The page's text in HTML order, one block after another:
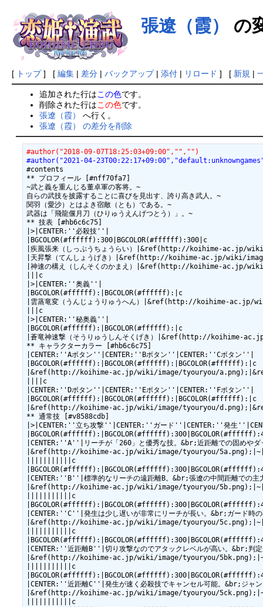
張遼（霞） の
[ トップ] [ 編集| 差分| バックアップ| 添付| リロード ] [ 新規 |
追加された行はこの色です。
削除された行はこの色です。
張遼（霞）
へ行く。
張遼（霞） の差分を削除
#author("2018-09-07T18:25:03+09:00","","")
#author("2021-04-
#contents
** プロフィール [#nff70fa7]
~武と義を重んじる董卓軍の客将。~
自らの武技を披露することに喜びを見出す、誇り高き武人。~
関羽（愛沙）とはよき宿敵（とも）である。~
武器は「飛龍偃月刀（ひりゅうえんげつとう）」。~
** 技表 [#hb6c6c75]
|>|CENTER:''必殺技''|
|BGCOLOR(#ffffff):300|BGCOLOR(#ffffff):300|c
|疾風張来（しっぷうちょうらい）|&ref(http://koihime-ac.jp/
|天昇撃（てんしょうげき）|&ref(http://koihime-ac.jp/wiki/
|神速の構え（しんそくのかまえ）|&ref(http://koihime-ac.jp/
|||c
|>|CENTER:''奥義''|
|BGCOLOR(#ffffff):|BGCOLOR(#ffffff):|c
|雲蒸竜変（うんじょうりゅうへん）|&ref(http://koihime-ac.jp/
|||c
|>|CENTER:''秘奥義''|
|BGCOLOR(#ffffff):|BGCOLOR(#ffffff):|c
|蒼竜神速撃（そうりゅうしんそくげき）|&ref(http://koihime-
** キャラクターカラー [#hb6c6c75]
|CENTER:''Aボタン''|CENTER:''Bボタン''|CENTER:''Cボタン''|
|BGCOLOR(#ffffff):|BGCOLOR(#ffffff):|BGCOLOR(#ffffff):|c
|&ref(http://koihime-ac.jp/wiki/image/tyouryou/
||||c
|CENTER:''Dボタン''|CENTER:''Eボタン''|CENTER:''Fボタン''|
|BGCOLOR(#ffffff):|BGCOLOR(#ffffff):|BGCOLOR(#ffffff):|c
|&ref(http://koihime-ac.jp/wiki/image/tyouryou/
** 通常技 [#v8588cdb]
|>|CENTER:''立ち攻撃''|CENTER:''ガード''|CENTER:''発生
|CENTER:''A''|リーチが「260」と優秀な技。&br;近距離での固めやダ
|&ref(http://koihime-ac.jp/wiki/image/tyouryou/
|||||||||||c
|CENTER:''B''|標準的なリーチの遠距離B。&br;張遼の中間距離での主
|&ref(http://koihime-ac.jp/wiki/image/tyouryou/
|||||||||||c
|CENTER:''C''|発生は少し遅いが非常にリーチが長い。&br;ガード時
|&ref(http://koihime-ac.jp/wiki/image/tyouryou/
|||||||||||c
|CENTER:''近距離B''|切り攻撃なのでアタックレベルが高い。&br;判定
|&ref(http://koihime-ac.jp/wiki/image/tyouryou/
|||||||||||c
|CENTER:''近距離C''|発生が速く必殺技でキャンセル可能。&br;ジャン
|&ref(http://koihime-ac.jp/wiki/image/tyouryou/
|||||||||||c